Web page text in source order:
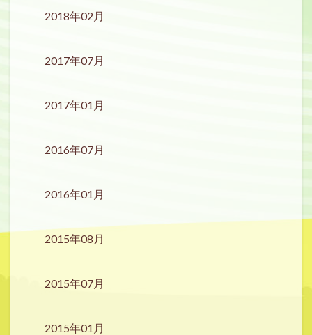
2018年02月
2017年07月
2017年01月
2016年07月
2016年01月
2015年08月
2015年07月
2015年01月